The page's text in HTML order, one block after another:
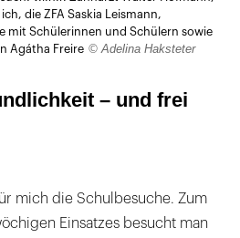
öffnen
die ZFA Saskia Leismann,
mit Schülerinnen und Schülern sowie
Agátha Freire © Adelina Haksteter
– und frei
mich die Schulbesuche. Zum
Einsatzes besucht man